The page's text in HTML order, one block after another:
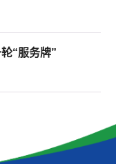
“服务牌”